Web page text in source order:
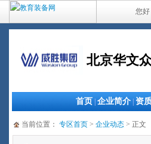
您好
北京华文
首页 企业简介 资
当前位置： 专区首页 > 企业动态 > 正文